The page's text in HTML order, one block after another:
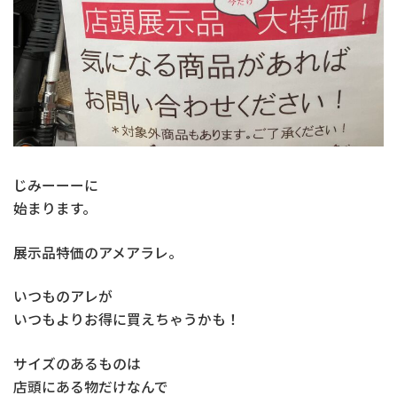
じみーーーに
始まります。
展示品特価のアメアラレ。
いつものアレが
いつもよりお得に買えちゃうかも！
サイズのあるものは
店頭にある物だけなんで